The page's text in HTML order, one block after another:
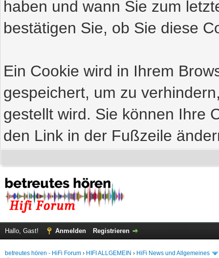
haben und wann Sie zum
bestätigen Sie, ob Sie diese
Ein Cookie wird in Ihrem
gespeichert, um zu
gestellt wird. Sie können Ihre
den Link in der Fußzeile
Hallo, Gast! Anmelden Registrieren
betreutes hören - HiFi Forum › HIFI ALLGEMEIN › HiFi News und Allgemeines